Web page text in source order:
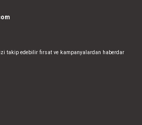
takip edebilir fırsat ve kampanyalardan haberdar